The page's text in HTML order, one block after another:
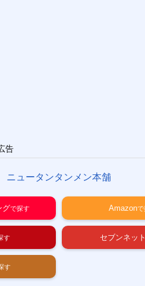
告
ニュータンタンメン本舗
グ Amazon
セブンネット